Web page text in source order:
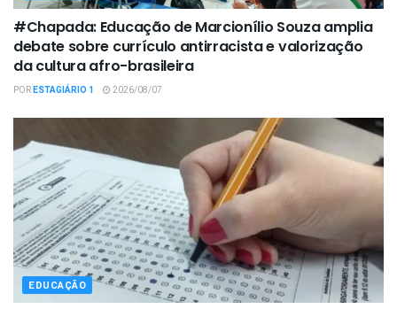
#Chapada: Educação de Marcionílio Souza amplia
debate sobre currículo antirracista e valorização
da cultura afro-brasileira
PORESTAGIÁRIO 1 2026/08/07
EDUCAÇÃO